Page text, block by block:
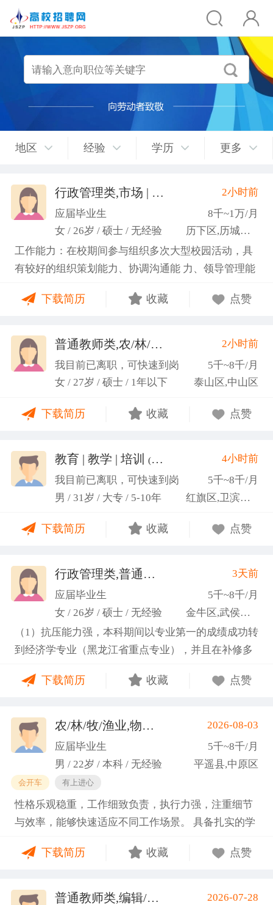
地区 经验 学历 更多
行政管理类,市场 | 媒介 | 广告 | 设计,人事/行政/后勤
2小时前
应届毕业生
8千~1万/月
女 / 26岁 / 硕士 / 无经验
历下区,历城区,市中区
工作能力：在校期间参与组织多次大型校园活动，具
有较好的组织策划能力、协调沟通能 力、领导管理能
务； 学习能力：有清晰的自我定位，能够很好地吸纳
做事认真细心，具有较强的执行力、高度敬业精神、
良好的职业操 守和团队协作精神。
下载简历 收藏 点赞
普通教师类,农/林/牧/渔业 (张卓璐)2小时前
我目前已离职，可快速到岗
5千~8千/月
女 / 27岁 / 硕士 / 1年以下
泰山区,中山区
下载简历 收藏 点赞
教育 | 教学 | 培训 (张福境)
4小时前
我目前已离职，可快速到岗
5千~8千/月
男 / 31岁 / 大专 / 5-10年
红旗区,卫滨区,牧野区
下载简历 收藏 点赞
行政管理类,普通教师类
3天前
应届毕业生
5千~8千/月
女 / 26岁 / 硕士 / 无经验
金牛区,武侯区,青羊区
（1）抗压能力强，本科期间以专业第一的成绩成功转
到经济学专业（黑龙江省重点专业），并且在补修多
学；研一刚入学就跟随导师参加多个项目书撰写，其
基金项目以及国家重大课题项目申报书的撰写。
（2）沟通能力强，2023年9月-2024年6月在研究生管
理办公室担任助管，主要负责硕士、博士研究生开
题、预答辩和正式答辩答辩秘书工作，同时负责研究
生入学复试相关工作，研究生日常事务管理工作，与
老师和同学多方沟通协调；2025年4月-2025年7月在
图书馆信息处担任助管，主要负责毕业生论文查重、
上传，毕业生信息核对，以及协助图书馆老师与学生
沟通举办各种活动。 （3）组织管理能力强，在读期
一百余人，并组织每天口语晨读活动，同时不定期举
下载简历 收藏 点赞
农/林/牧/渔业,物业管理,环保,物流/仓储,人事/行政/后勤
2026-08-03
应届毕业生
5千~8千/月
男 / 22岁 / 本科 / 无经验
平遥县,中原区
会开车 有上进心
性格乐观稳重，工作细致负责，执行力强，注重细节
与效率，能够快速适应不同工作场景。 具备扎实的学
路与良好的问题处理意识。 拥有较强的团队协作与跨
稳步成长并创造价值。
下载简历 收藏 点赞
普通教师类,编辑/出版/印刷 (刘先生)
2026-07-28